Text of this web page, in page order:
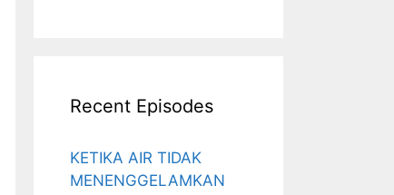
Recent Episodes
KETIKA AIR TIDAK
MENENGGELAMKAN